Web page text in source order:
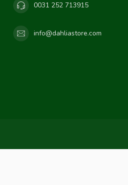
0031 252 713915
info@dahliastore.com